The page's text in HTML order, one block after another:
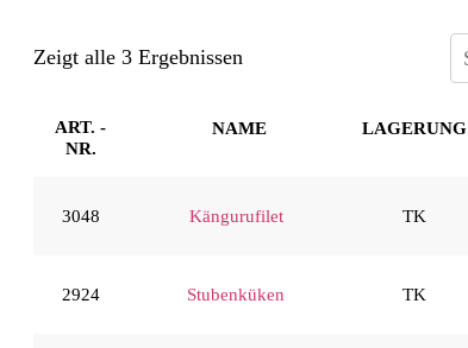
Zeigt alle 3 Ergebnissen
ART. -
NR.
NAME LAGERUNG
3048 Kängurufilet TK
2924 Stubenküken TK